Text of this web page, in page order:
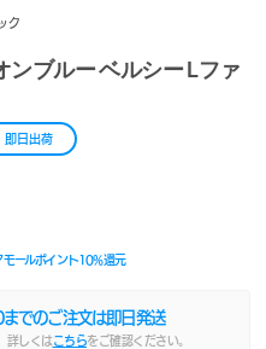
ク
ブルー ベルシー Lファ
即日出荷
ールポイント10%還元
までのご注文は即日発送
詳しくは こちらをご確認ください。